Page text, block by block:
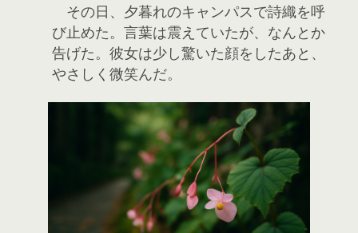
その日、夕暮れのキャンパスで詩織を呼
び止めた。言葉は震えていたが、なんとか
告げた。彼女は少し驚いた顔をしたあと、
やさしく微笑んだ。